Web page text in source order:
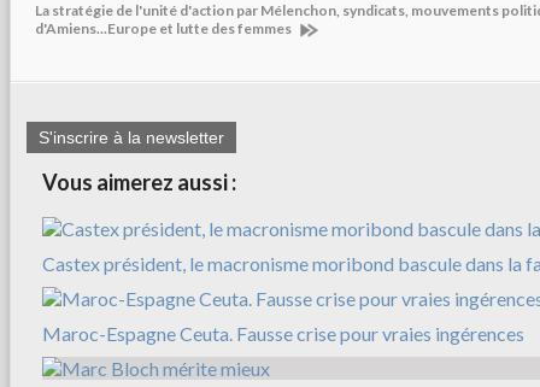
La stratégie de l'unité d'action par Mélenchon, syndicats, mouvements
d'Amiens...Europe et lutte des femmes
S'inscrire à la newsletter
Vous aimerez aussi :
Castex président, le macronisme moribond bascule dans la
Maroc-Espagne Ceuta. Fausse crise pour vraies ingérences